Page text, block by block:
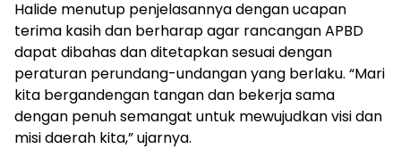
Halide menutup penjelasannya dengan ucapan
terima kasih dan berharap agar rancangan APBD
dapat dibahas dan ditetapkan sesuai dengan
peraturan perundang-undangan yang berlaku. “Mari
kita bergandengan tangan dan bekerja sama
dengan penuh semangat untuk mewujudkan visi dan
misi daerah kita,” ujarnya.